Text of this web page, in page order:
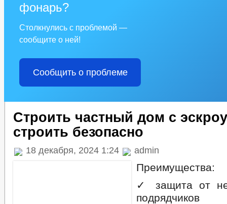
фонарь?
Столкнулись с проблемой —
сообщите о ней!
Сообщить о проблеме
Строить частный дом с
строить безопасно
18 декабря, 2024 1:24 admin
Преимущества:
✓ защита от
подрядчиков